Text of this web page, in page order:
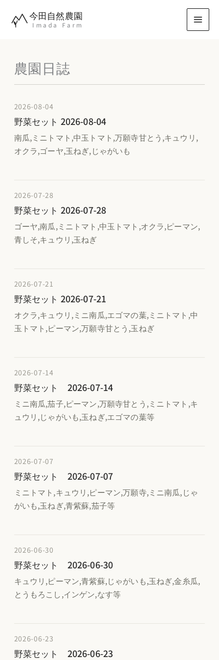
今田自然農園
Imada Farm
農園日誌
2026-08-04
野菜セット 2026-08-04
南瓜,ミニトマト,中玉トマト,万願寺甘とう,キュウリ,
オクラ,ゴーヤ,玉ねぎ,じゃがいも
2026-07-28
野菜セット 2026-07-28
ゴーヤ,南瓜,ミニトマト,中玉トマト,オクラ,ピーマン,
青しそ,キュウリ,玉ねぎ
2026-07-21
野菜セット 2026-07-21
オクラ,キュウリ,ミニ南瓜,エゴマの葉,ミニトマト,中
玉トマト,ピーマン,万願寺甘とう,玉ねぎ
2026-07-14
野菜セット 2026-07-14
ミニ南瓜,茄子,ピーマン,万願寺甘とう,ミニトマト,キ
ュウリ,じゃがいも,玉ねぎ,エゴマの葉等
2026-07-07
野菜セット 2026-07-07
ミニトマト,キュウリ,ピーマン,万願寺,ミニ南瓜,じゃ
がいも,玉ねぎ,青紫蘇,茄子等
2026-06-30
野菜セット 2026-06-30
キュウリ,ピーマン,青紫蘇,じゃがいも,玉ねぎ,金糸瓜,
とうもろこし,インゲン,なす等
2026-06-23
野菜セット 2026-06-23